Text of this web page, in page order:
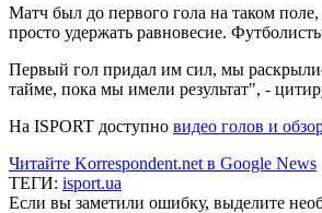
Матч был до первого гола на таком
просто удержать равновесие.
Первый гол придал им сил, мы
тайме, пока мы имели результат", -
На ISPORT доступно видео голов и
Читайте Korrespondent.net в Google News
ТЕГИ: isport.ua
Если вы заметили ошибку, выделите